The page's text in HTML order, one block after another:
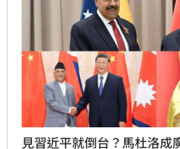
見習近平就倒台？馬杜洛成